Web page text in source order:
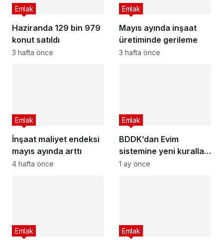
Haziranda 129 bin 979
konut satıldı
Emlak
3 hafta önce
Mayıs ayında inşaat
üretiminde gerileme
Emlak
3 hafta önce
İnşaat maliyet endeksi
mayıs ayında arttı
Emlak
4 hafta önce
BDDK’dan Evim
sistemine yeni kurallar
geldi
Emlak
1 ay önce
Emlak Emlak